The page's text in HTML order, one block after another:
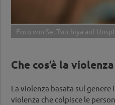
Foto von Se. Tsuchiya auf
Che cos’è la
La violenza basata sul
violenza che colpisce le